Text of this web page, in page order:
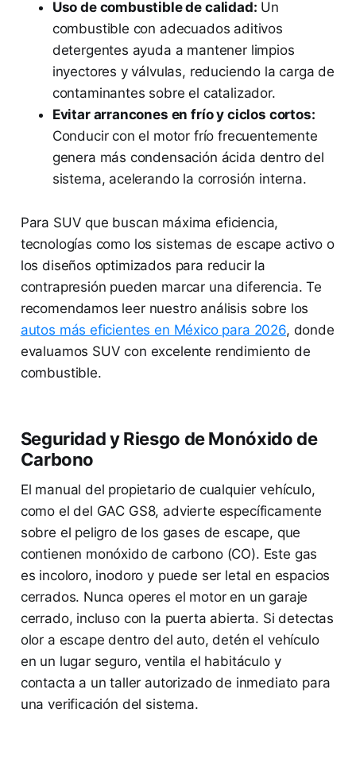
Uso de combustible de calidad: Un
combustible con adecuados aditivos
detergentes ayuda a mantener limpios
inyectores y válvulas, reduciendo la carga de
contaminantes sobre el catalizador.
Evitar arrancones en frío y ciclos cortos:
Conducir con el motor frío frecuentemente
genera más condensación ácida dentro del
sistema, acelerando la corrosión interna.
Para SUV que buscan máxima eficiencia,
tecnologías como los sistemas de escape activo o
los diseños optimizados para reducir la
contrapresión pueden marcar una diferencia. Te
recomendamos leer nuestro análisis sobre los
autos más eficientes en México para 2026, donde
evaluamos SUV con excelente rendimiento de
combustible.
Seguridad y Riesgo de Monóxido de
Carbono
El manual del propietario de cualquier vehículo,
como el del GAC GS8, advierte específicamente
sobre el peligro de los gases de escape, que
contienen monóxido de carbono (CO). Este gas
es incoloro, inodoro y puede ser letal en espacios
cerrados. Nunca operes el motor en un garaje
cerrado, incluso con la puerta abierta. Si detectas
olor a escape dentro del auto, detén el vehículo
en un lugar seguro, ventila el habitáculo y
contacta a un taller autorizado de inmediato para
una verificación del sistema.